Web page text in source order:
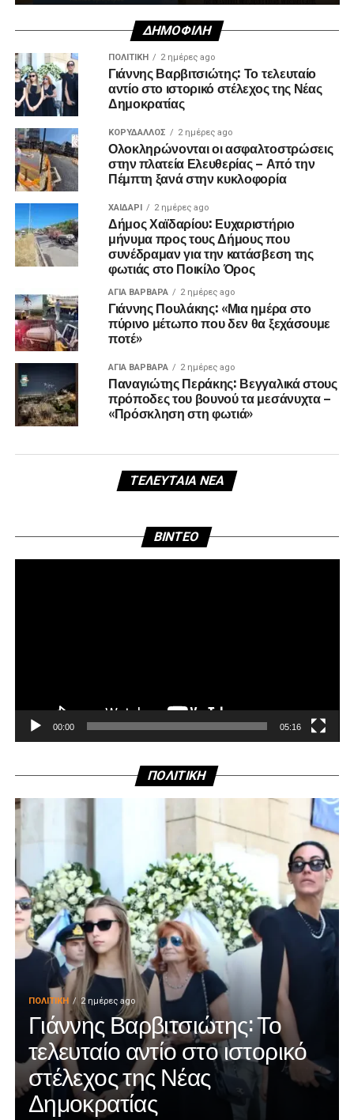
ΔΗΜΟΦΙΛΉ
ΠΟΛΙΤΙΚΉ 2 ημέρες ago
Γιάννης Βαρβιτσιώτης: Το τελευταίο
αντίο στο ιστορικό στέλεχος της Νέας
Δημοκρατίας
ΚΟΡΥΔΑΛΛΟΣ 2 ημέρες ago
Ολοκληρώνονται οι ασφαλτοστρώσεις
στην πλατεία Ελευθερίας – Από την
Πέμπτη ξανά στην κυκλοφορία
ΧΑΪΔΑΡΙ 2 ημέρες ago
Δήμος Χαϊδαρίου: Ευχαριστήριο
μήνυμα προς τους Δήμους που
συνέδραμαν για την κατάσβεση της
φωτιάς στο Ποικίλο Όρος
ΑΓΙΑ ΒΑΡΒΑΡΑ 2 ημέρες ago
Γιάννης Πουλάκης: «Μια ημέρα στο
πύρινο μέτωπο που δεν θα ξεχάσουμε
ποτέ»
ΑΓΙΑ ΒΑΡΒΑΡΑ 2 ημέρες ago
Παναγιώτης Περάκης: Βεγγαλικά στους
πρόποδες του βουνού τα μεσάνυχτα –
«Πρόσκληση στη φωτιά»
ΤΕΛΕΥΤΑΊΑ ΝΈΑ
BINTEO
00:00 05:16
ΠΟΛΙΤΙΚΗ
ΠΟΛΙΤΙΚΉ 2 ημέρες ago
Γιάννης Βαρβιτσιώτης: Το
τελευταίο αντίο στο ιστορικό
στέλεχος της Νέας
Δημοκρατίας